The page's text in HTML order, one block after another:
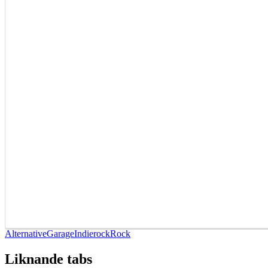
AlternativeGarageIndierockRock
Liknande tabs